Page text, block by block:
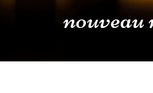
nouveau